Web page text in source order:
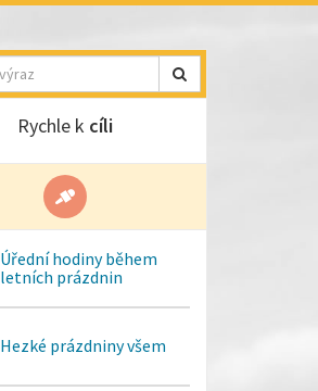
Hledat
Rychle k cíli
Úřední hodiny během
letních prázdnin
Hezké prázdniny všem